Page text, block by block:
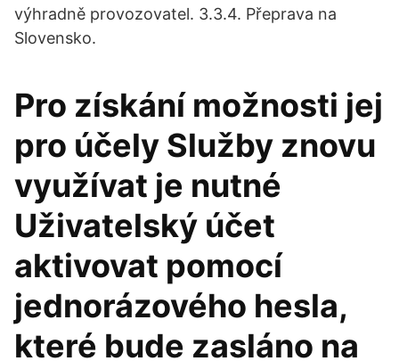
výhradně provozovatel. 3.3.4. Přeprava na
Slovensko.
Pro získání možnosti jej
pro účely Služby znovu
využívat je nutné
Uživatelský účet
aktivovat pomocí
jednorázového hesla,
které bude zasláno na